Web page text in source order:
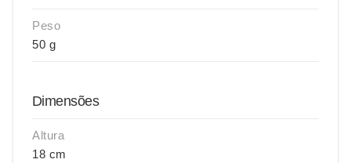
Peso
50 g
Dimensões
Altura
18 cm